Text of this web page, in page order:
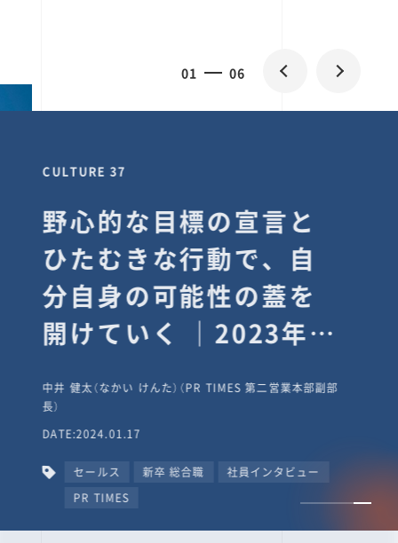
01 06
CULTURE 37
野心的な目標の宣言と
ひたむきな行動で、自
分自身の可能性の蓋を
開けていく ｜2023年度
タビュー #PR
TIMESな人たち
中井 健太（なかい けんた）（PR TIMES 第二営業本部副部
長）
DATE:2024.01.17
セールス 新卒 総合職
社員インタビュー
PR TIMES